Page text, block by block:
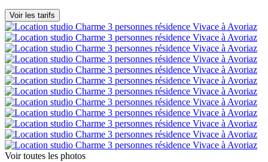
Voir toutes les photos